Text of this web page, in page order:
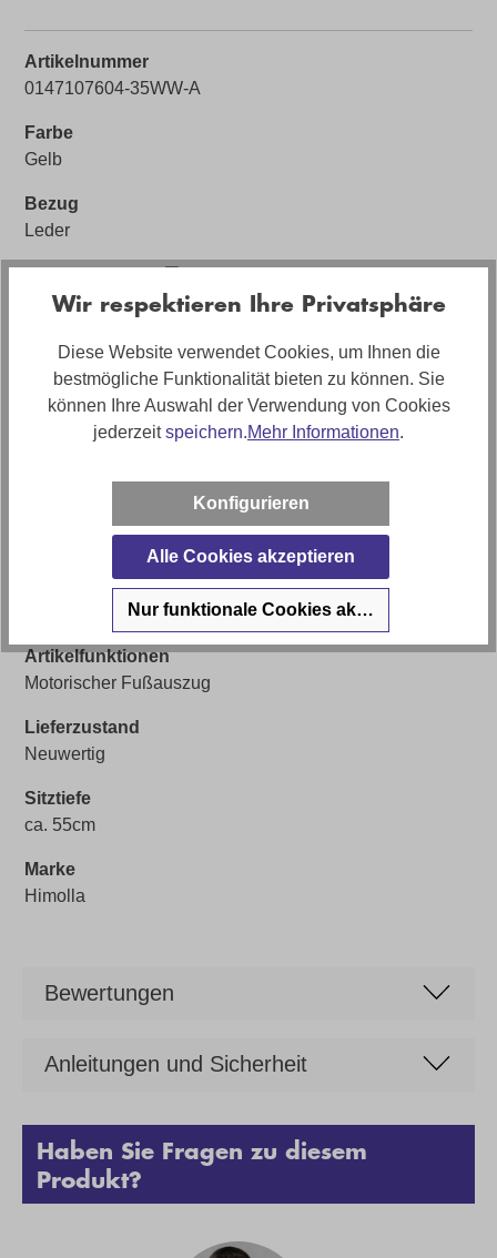
Artikelnummer
0147107604-35WW-A
Farbe
Gelb
Bezug
Leder
Ja (solange Vorrat reicht)
Bezugsmaterial
Leder Eleganzia mais -27-
Artikelabmessungen
Breite: ca. 310cm, Tiefe: ca. 175cm
Artikel Bezeichnung
Himolla Ecksofa mit motorischen Fußauszug und Hocker
Artikelfunktionen
Motorischer Fußauszug
Lieferzustand
Neuwertig
Sitztiefe
ca. 55cm
Marke
Himolla
Bewertungen
Anleitungen und Sicherheit
Haben Sie Fragen zu diesem
Produkt?
Wir respektieren Ihre Privatsphäre
Diese Website verwendet Cookies, um Ihnen die
bestmögliche Funktionalität bieten zu können. Sie
können Ihre Auswahl der Verwendung von Cookies
jederzeitspeichern.Mehr Informationen.
Konfigurieren
Alle Cookies akzeptieren
Nur funktionale Cookies akzeptieren